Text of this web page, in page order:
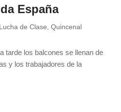
España
Lucha de Clase, Quincenal
tarde los balcones se llenan de
y los trabajadores de la